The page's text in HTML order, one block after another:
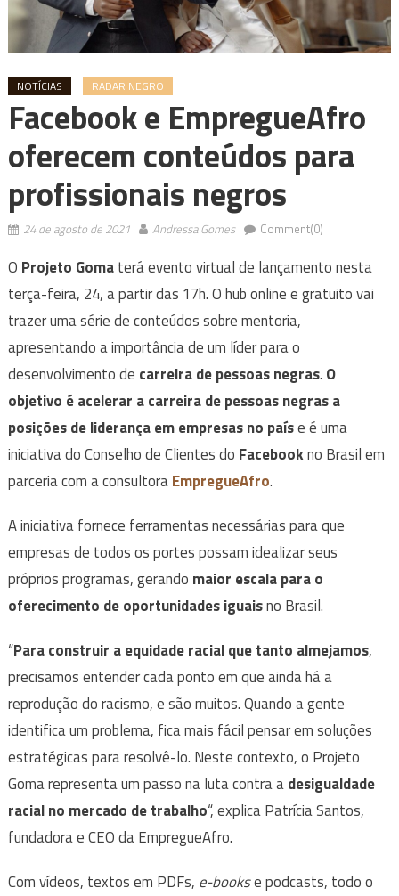
NOTÍCIAS RADAR NEGRO
Facebook e EmpregueAfro
oferecem conteúdos para
profissionais negros
24 de agosto de 2021 Andressa Gomes Comment(0)
O Projeto Gomaterá evento virtual de lançamento nesta
terça-feira, 24, a partir das 17h.O hub online e gratuito vai
trazer uma série de conteúdos sobre mentoria,
apresentando a importância de um líder para o
desenvolvimento de carreira de pessoas negras. O
objetivo é acelerar a carreira de pessoas negras a
posições de liderança em empresas no paíse é uma
iniciativa do Conselho de Clientes do Facebookno Brasil em
parceria com a consultoraEmpregueAfro.
A iniciativa fornece ferramentas necessárias para que
empresas de todos os portes possam idealizar seus
próprios programas, gerando maior escala para o
oferecimento de oportunidades iguaisno Brasil.
“Para construir a equidade racial que tanto almejamos,
precisamos entender cada ponto em que ainda há a
reprodução do racismo, e são muitos. Quando a gente
identifica um problema, fica mais fácil pensar em soluções
estratégicas para resolvê-lo. Neste contexto, o Projeto
Goma representa um passo na luta contra adesigualdade
racial no mercado de trabalho“, explica Patrícia Santos,
fundadora e CEO da EmpregueAfro.
Com vídeos, textos em PDFs, e-bookse podcasts, todo o